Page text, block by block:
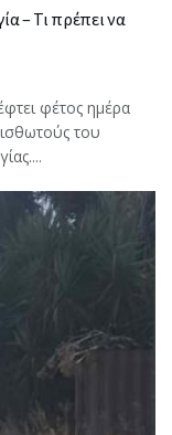
– Τι πρέπει να
φέτος ημέρα
του